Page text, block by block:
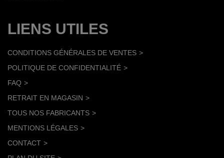
LIENS UTILES
CONDITIONS GÉNÉRALES DE VENTES
POLITIQUE DE CONFIDENTIALITÉ
FAQ
RETRAIT EN MAGASIN
TOUS NOS FABRICANTS
MENTIONS LÉGALES
CONTACT